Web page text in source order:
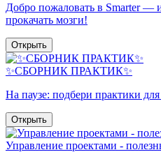
Добро пожаловать в Smarter —
прокачать мозги!
Открыть
✨СБОРНИК ПРАКТИК✨
На паузе: подбери практики
Открыть
Управление проектами -